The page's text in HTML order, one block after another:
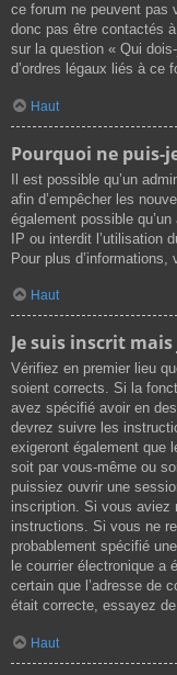
ce forum ne peuvent pas
donc pas être contactés
sur la question « Qui
d’ordres légaux liés à ce
Haut
Pourquoi ne puis-
Il est possible qu’un
afin d’empêcher les
également possible
IP ou interdit l’utilisation
Pour plus
Haut
Je suis inscrit
Vérifiez en premier lieu
soient corrects. Si la
avez spécifié avoir en
devrez suivre les
exigeront également que
soit par vous-même ou
puissiez ouvrir une
inscription. Si vous aviez
instructions. Si vous ne
probablement spécifié
le courrier électronique a
certain que l’adresse de
était correcte, essayez
Haut